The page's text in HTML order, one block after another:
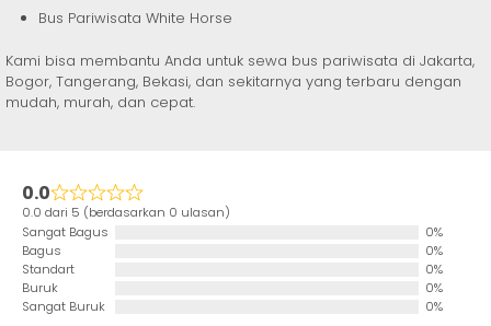
Bus Pariwisata White Horse
Kami bisa membantu Anda untuk sewa bus pariwisata di Jakarta,
Bogor, Tangerang, Bekasi, dan sekitarnya yang terbaru dengan
mudah, murah, dan cepat.
0.0
0.0 dari 5 (berdasarkan 0 ulasan)
Sangat Bagus
0%
Bagus
0%
Standart
0%
Buruk
0%
Sangat Buruk
0%